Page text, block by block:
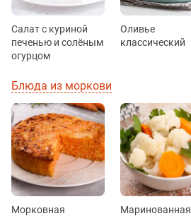
Салат с куриной
печенью и солёным
огурцом
Оливье
классический
Блюда из моркови
Морковная
Маринованная